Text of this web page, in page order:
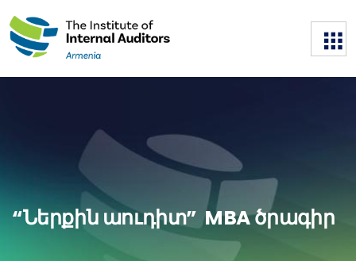
“Ներքին աուդիտ” MBA ծրագիր